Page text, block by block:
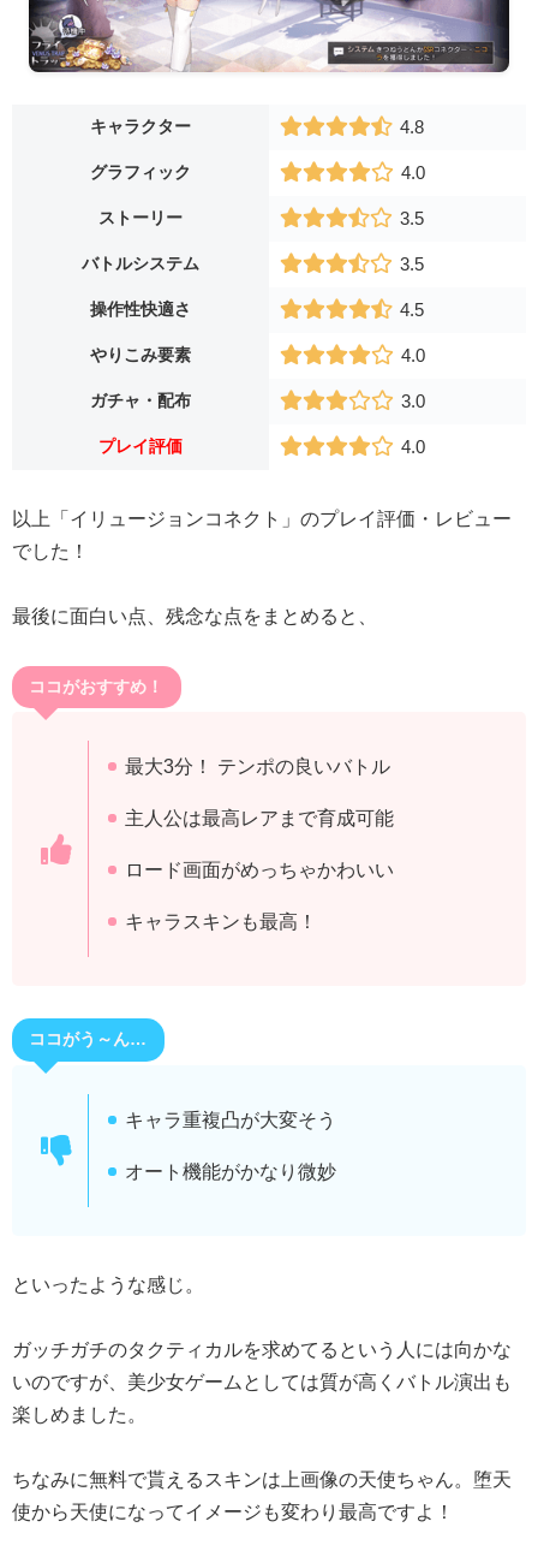
キャラクター 4.8
グラフィック 4.0
ストーリー 3.5
バトルシステム 3.5
操作性快適さ 4.5
やりこみ要素 4.0
ガチャ・配布 3.0
プレイ評価 4.0
以上「イリュージョンコネクト」のプレイ評価・レビュー
でした！
最後に面白い点、残念な点をまとめると、
ココがおすすめ！
最大3分！ テンポの良いバトル
主人公は最高レアまで育成可能
ロード画面がめっちゃかわいい
キャラスキンも最高！
ココがう～ん…
キャラ重複凸が大変そう
オート機能がかなり微妙
といったような感じ。
ガッチガチのタクティカルを求めてるという人には向かな
いのですが、美少女ゲームとしては質が高くバトル演出も
楽しめました。
ちなみに無料で貰えるスキンは上画像の天使ちゃん。堕天
使から天使になってイメージも変わり最高ですよ！